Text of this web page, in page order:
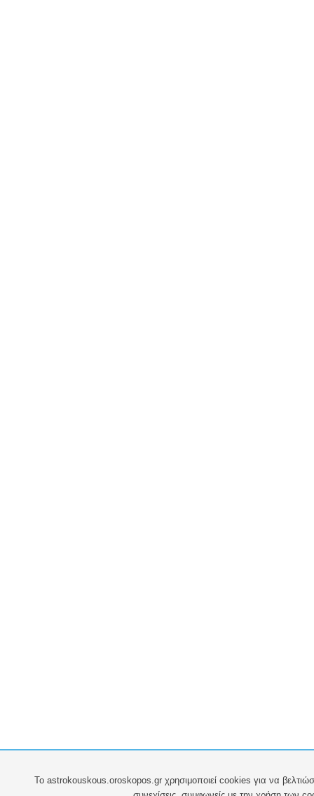
To astrokouskous.oroskopos.gr χρησιμοποιεί cookies για να